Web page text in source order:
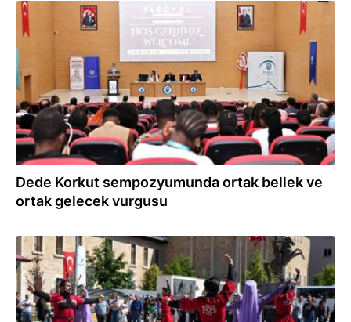
08.07.2026
Dede Korkut sempozyumunda ortak bellek ve
ortak gelecek vurgusu
06.07.2026